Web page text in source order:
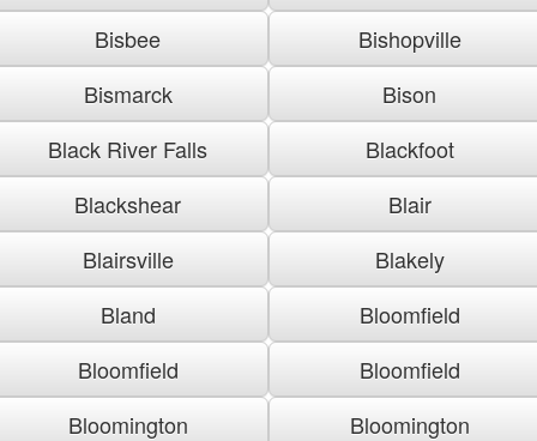
Bisbee
Bishopville
Bismarck
Bison
Black River Falls
Blackfoot
Blackshear
Blair
Blairsville
Blakely
Bland
Bloomfield
Bloomfield
Bloomfield
Bloomington
Bloomington